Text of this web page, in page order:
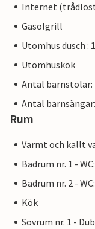
Internet
Gasolgrill
Utomhus dusch :
Utomhuskök
Antal barnstolar:
Antal
Rum
Varmt och kallt
Badrum nr. 1 -
Badrum nr. 2 -
Kök
Sovrum nr. 1 -